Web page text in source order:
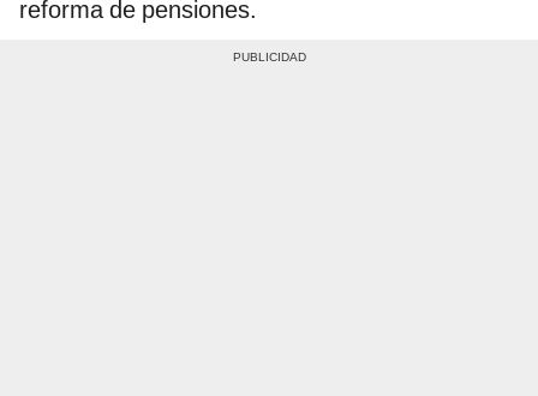
reforma de pensiones.